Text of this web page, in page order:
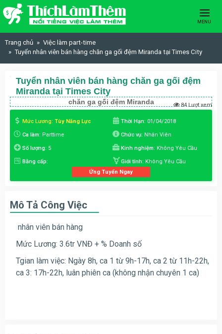
Skip to content
MENU
Trang chủ
Việc làm part-time
Tuyển nhân viên bán hàng chăn ga gối đệm Miranda tại Times City
Tuyển nhân viên bán hàng chăn ga gối đệm
Miranda tại Times City
chăn ga gối đệm Miranda 84 Lượt xem
Mức Lương: Tùy Năng Lực Thời Hạn: 01/04/2018
Ca làm: Parttime Chức vụ: Nhân Viên
Số lượng: 5 Kinh nghiệm: Không Yêu Cầu
Bằng cấp: Giới tính: Không Yêu Cầu
Ứng Tuyển Ngay
Mô Tả Công Việc
nhân viên bán hàng
Mức Lương: 3.6tr VNĐ + % Doanh số
Tgian làm việc: Ngày 8h, ca 1 từ 9h-17h, ca 2 từ 11h-22h,
ca 3: 17h-22h, luân phiên ca (không nhận chuyên 1 ca)